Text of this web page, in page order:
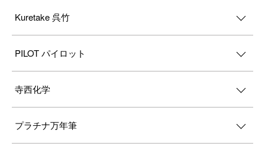
Kuretake 呉竹
PILOT パイロット
寺西化学
プラチナ万年筆